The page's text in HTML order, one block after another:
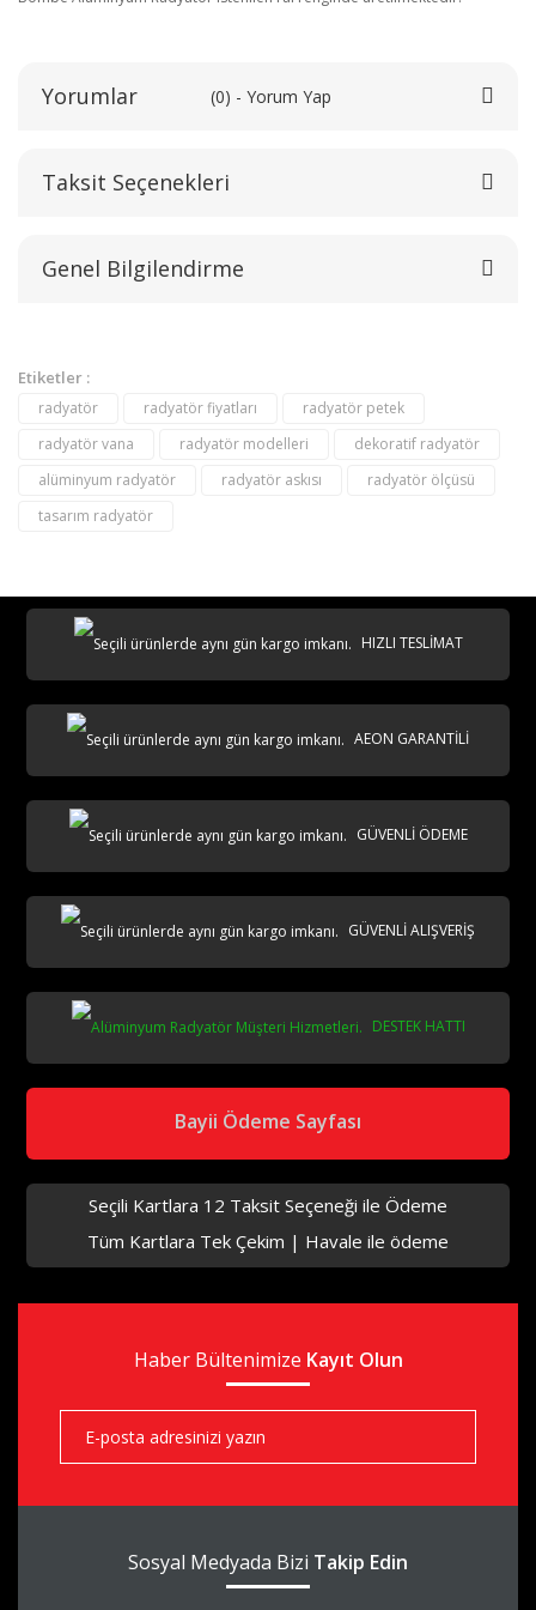
Yorumlar (0) - Yorum Yap
Bu ürüne ilk yorumu siz yapın!
Yorum Yaz
Taksit Seçenekleri
Genel Bilgilendirme
aks
aks
Etiketler :
radyatör radyatör fiyatları
radyatör petek
radyatör vana
radyatör modelleri
dekoratif radyatör
alüminyum radyatör
radyatör askısı
radyatör ölçüsü
tasarım radyatör
HIZLI TESLİMAT
AEON GARANTİLİ
GÜVENLİ ÖDEME
GÜVENLİ ALIŞVERİŞ
DESTEK HATTI
Bayii Ödeme Sayfası
Seçili Kartlara 12 Taksit Seçeneği ile Ödeme
Tüm Kartlara Tek Çekim | Havale ile ödeme
Haber Bültenimize Kayıt Olun
Sosyal Medyada Bizi Takip Edin